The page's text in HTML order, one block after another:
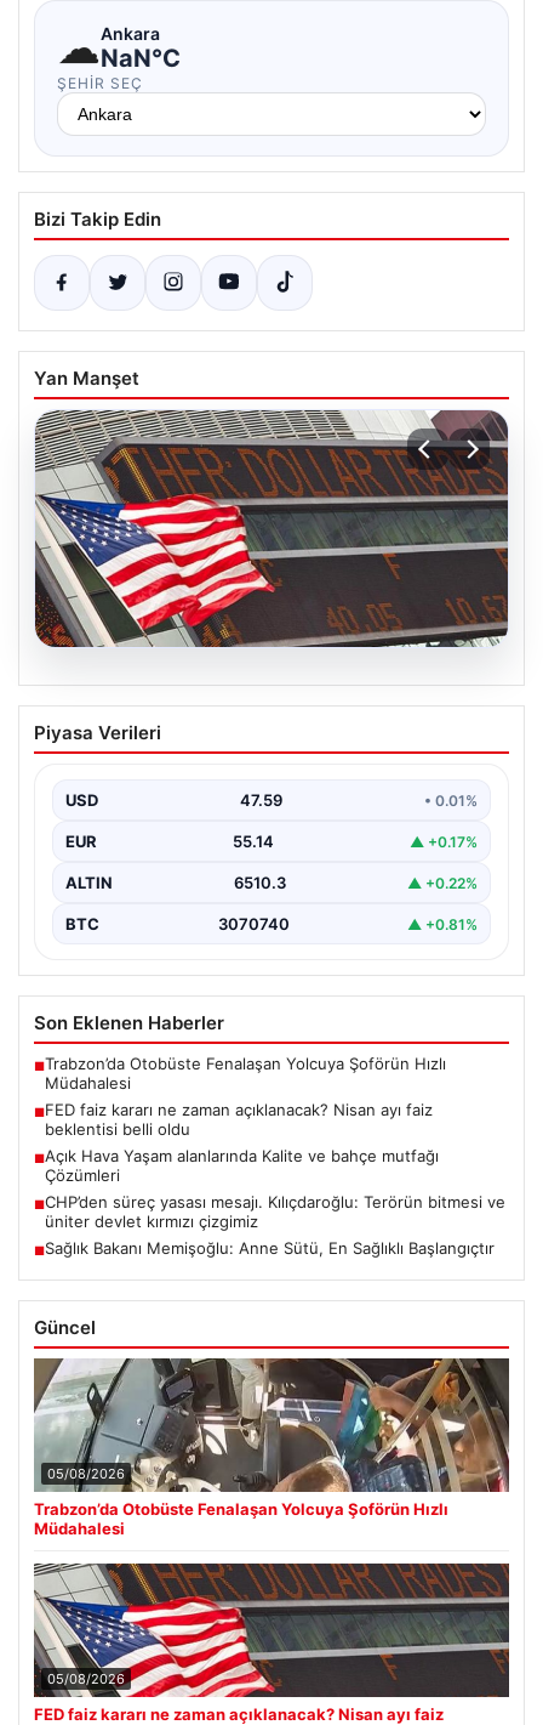
☁Ankara
NaN°C
ŞEHIR SEÇ
Bizi Takip Edin
Yan Manşet
05.08.2026
FED faiz kararı ne zaman açıklanacak?
Nisan ayı faiz beklentisi belli oldu
Piyasa Verileri
USD 47.59 • 0.01%
EUR 55.14 ▲ +0.17%
ALTIN 6510.3 ▲ +0.22%
BTC 3070740 ▲ +0.81%
Son Eklenen Haberler
■Trabzon’da Otobüste Fenalaşan Yolcuya Şoförün Hızlı
Müdahalesi
■FED faiz kararı ne zaman açıklanacak? Nisan ayı faiz
beklentisi belli oldu
■Açık Hava Yaşam alanlarında Kalite ve bahçe mutfağı
Çözümleri
■CHP’den süreç yasası mesajı. Kılıçdaroğlu: Terörün bitmesi ve
üniter devlet kırmızı çizgimiz
■Sağlık Bakanı Memişoğlu: Anne Sütü, En Sağlıklı Başlangıçtır
Güncel
05/08/2026
Trabzon’da Otobüste Fenalaşan Yolcuya Şoförün Hızlı
Müdahalesi
05/08/2026
FED faiz kararı ne zaman açıklanacak? Nisan ayı faiz